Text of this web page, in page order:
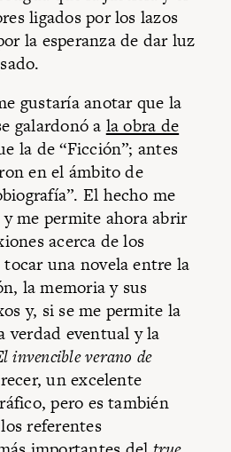
ligados por los lazos
la esperanza de dar luz
gustaría anotar que la
galardonó a la obra de
la de “Ficción”; antes
en el ámbito de
El hecho me
me permite ahora abrir
acerca de los
una novela entre la
la memoria y sus
y, si se me permite la
verdad eventual y la
invencible verano de
un excelente
pero es también
referentes